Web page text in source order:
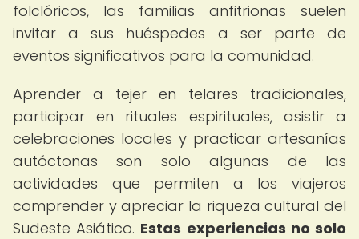
folclóricos, las familias anfitrionas suelen
invitar a sus huéspedes a ser parte de
eventos significativos para la comunidad.
Aprender a tejer en telares tradicionales,
participar en rituales espirituales, asistir a
celebraciones locales y practicar artesanías
autóctonas son solo algunas de las
actividades que permiten a los viajeros
comprender y apreciar la riqueza cultural del
Sudeste Asiático. Estas experiencias no solo